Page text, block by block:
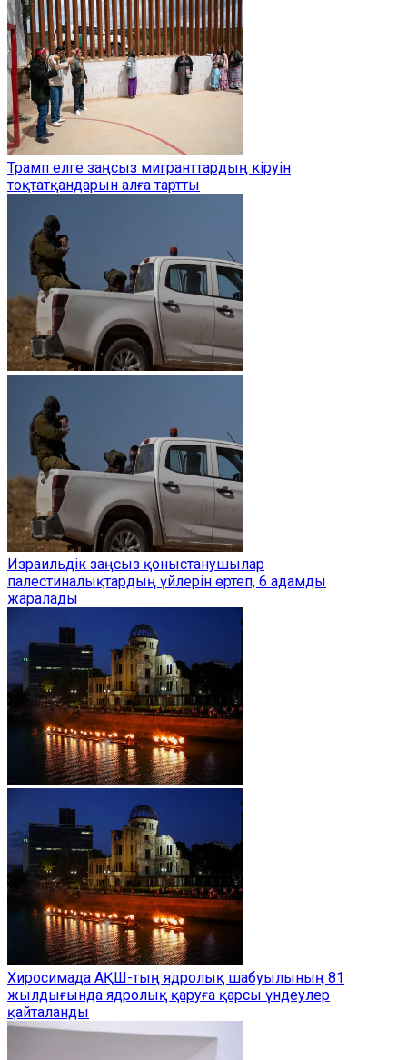
Трамп елге заңсыз мигранттардың кіруін
тоқтатқандарын алға тартты
Израильдік заңсыз қоныстанушылар
палестиналықтардың үйлерін өртеп, 6 адамды
жаралады
Хиросимада АҚШ-тың ядролық шабуылының 81
жылдығында ядролық қаруға қарсы үндеулер
қайталанды